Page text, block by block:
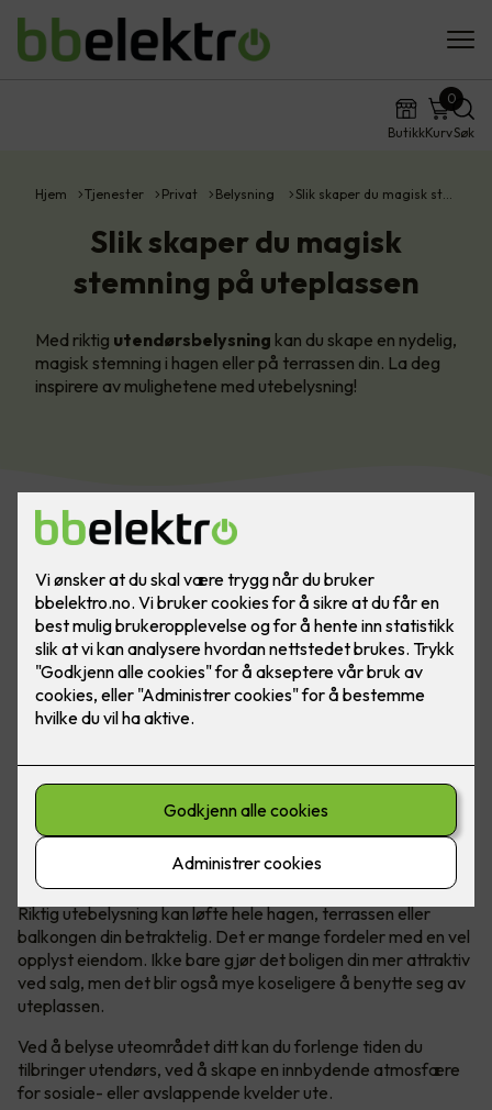
ButikkKurv
0
Søk
Hjem Tjenester Privat Belysning Slik skaper du magisk st…
Slik skaper du magisk
stemning på uteplassen
Med riktig utendørsbelysning kan du skape en nydelig,
magisk stemning i hagen eller på terrassen din. La deg
inspirere av mulighetene med utebelysning!
Løft hele uteplassen med riktig lys
Riktig utebelysning kan løfte hele hagen, terrassen eller
balkongen din betraktelig. Det er mange fordeler med en vel
opplyst eiendom. Ikke bare gjør det boligen din mer attraktiv
ved salg, men det blir også mye koseligere å benytte seg av
uteplassen.
Ved å belyse uteområdet ditt kan du forlenge tiden du
tilbringer utendørs, ved å skape en innbydende atmosfære
for sosiale- eller avslappende kvelder ute.